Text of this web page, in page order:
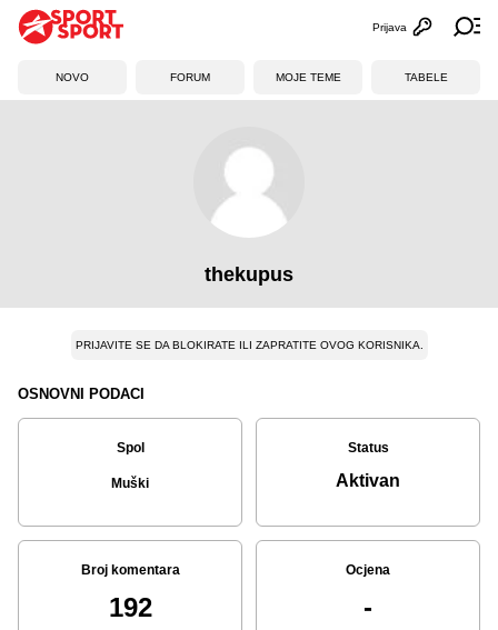
Otvori
Prijava
NOVO FORUM MOJE TEME TABELE
thekupus
PRIJAVITE SE DA BLOKIRATE ILI ZAPRATITE OVOG KORISNIKA.
OSNOVNI PODACI
Spol
Muški
Status
Aktivan
Broj komentara
192
Ocjena
-